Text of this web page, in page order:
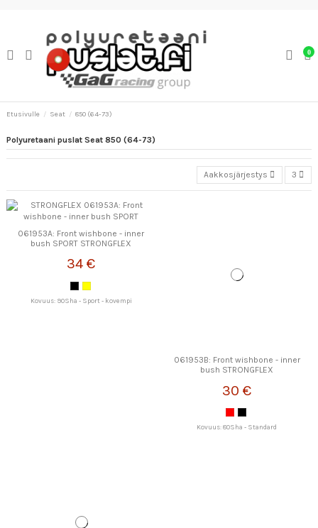
0
Etusivulle Seat 850 (64-73)
Polyuretaani puslat Seat 850 (64-73)
Aakkosjärjestys 3
061953A: Front wishbone - inner
bush SPORT STRONGFLEX
34 €
Kovuus: 90Sha - Sport - kovempi
061953B: Front wishbone - inner
bush STRONGFLEX
30 €
Kovuus: 80Sha - Standard